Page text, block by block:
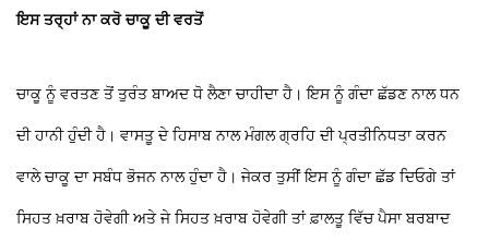
ਇਸ ਤਰ੍ਹਾਂ ਨਾ ਕਰੋ ਚਾਕੂ ਦੀ ਵਰਤੋਂ
ਚਾਕੂ ਨੂੰ ਵਰਤਣ ਤੋਂ ਤੁਰੰਤ ਬਾਅਦ ਧੋ ਲੈਣਾ ਚਾਹੀਦਾ ਹੈ। ਇਸ ਨੂੰ ਗੰਦਾ ਛੱਡਣ ਨਾਲ ਧਨ
ਦੀ ਹਾਨੀ ਹੁੰਦੀ ਹੈ। ਵਾਸਤੂ ਦੇ ਹਿਸਾਬ ਨਾਲ ਮੰਗਲ ਗ੍ਰਹਿ ਦੀ ਪ੍ਰਤੀਨਿਧਤਾ ਕਰਨ
ਵਾਲੇ ਚਾਕੂ ਦਾ ਸਬੰਧ ਭੋਜਨ ਨਾਲ ਹੁੰਦਾ ਹੈ। ਜੇਕਰ ਤੁਸੀਂ ਇਸ ਨੂੰ ਗੰਦਾ ਛੱਡ ਦਿਓਗੇ ਤਾਂ
ਸਿਹਤ ਖ਼ਰਾਬ ਹੋਵੇਗੀ ਅਤੇ ਜੇ ਸਿਹਤ ਖ਼ਰਾਬ ਹੋਵੇਗੀ ਤਾਂ ਫ਼ਾਲਤੂ ਵਿੱਚ ਪੈਸਾ ਬਰਬਾਦ